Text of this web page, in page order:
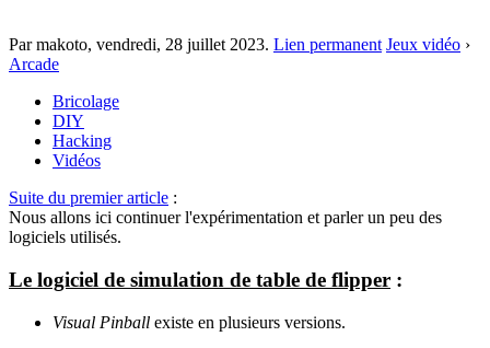
Par makoto, vendredi, 28 juillet 2023. Lien permanent Jeux vidéo ›
Arcade
Bricolage
DIY
Hacking
Vidéos
Suite du premier article :
Nous allons ici continuer l'expérimentation et parler un peu des
logiciels utilisés.
Le logiciel de simulation de table de flipper :
Visual Pinball existe en plusieurs versions.